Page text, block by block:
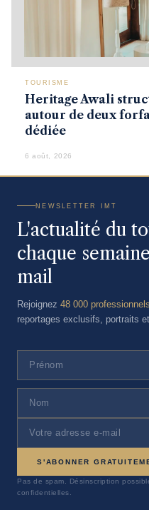
TOURISME
Heritage Awali
autour de deux
dédiée
6 août, 2026
NEWSLETTER IMT
L'actualité du
chaque
mail
Rejoignez 48 000
reportages exclusifs, portraits
S'ABONNER
Pas de spam. Désinscription
confidentielles.